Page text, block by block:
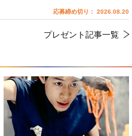
応募締め切り： 2026.08.20
プレゼント記事一覧